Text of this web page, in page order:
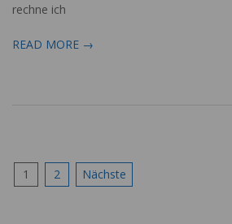
rechne ich
READ MORE →
Seitennummerierung
1 2 Nächste